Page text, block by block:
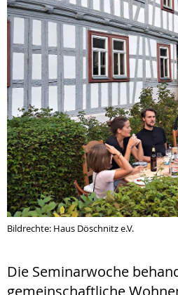
Bildrechte: Haus Döschnitz e.V.
Die Seminarwoche
gemeinschaftliche